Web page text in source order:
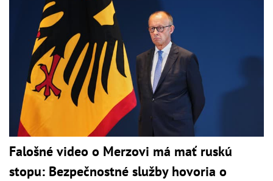
Falošné video o Merzovi má mať ruskú
stopu: Bezpečnostné služby hovoria o